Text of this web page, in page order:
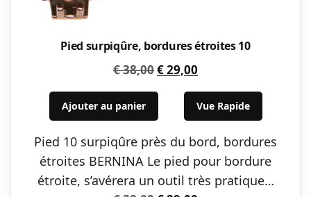
Pied surpiqûre, bordures étroites 10
€38,00Le
prix
était :
€ 38,00.
€29,00
prix
actuel
est :
€ 29,00.
Ajouter au panier Vue Rapide
Pied 10 surpiqûre près du bord, bordures
étroites BERNINA Le pied pour bordure
étroite, s’avérera un outil très pratique…